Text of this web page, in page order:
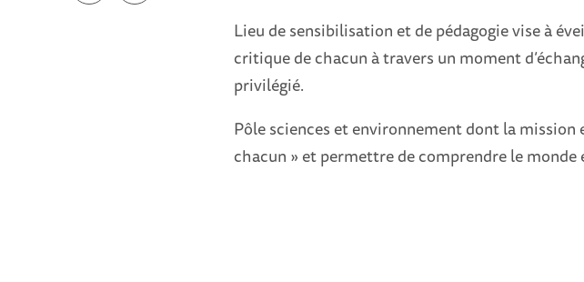
Lieu de sensibilisation et de pédagogie vise à
critique de chacun à travers un moment
privilégié.
Pôle sciences et environnement dont la
chacun » et permettre de comprendre le